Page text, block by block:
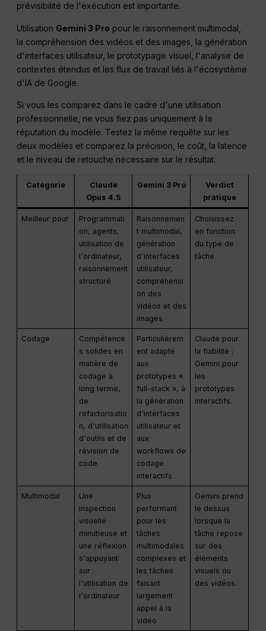
prévisibilité de l'exécution est importante.
Utilisation Gemini 3 Pro pour le raisonnement multimodal,
la compréhension des vidéos et des images, la génération
d'interfaces utilisateur, le prototypage visuel, l'analyse de
contextes étendus et les flux de travail liés à l'écosystème
d'IA de Google.
Si vous les comparez dans le cadre d'une utilisation
professionnelle, ne vous fiez pas uniquement à la
réputation du modèle. Testez la même requête sur les
deux modèles et comparez la précision, le coût, la latence
et le niveau de retouche nécessaire sur le résultat.
Catégorie
Claude
Opus 4.5
Gemini 3 Pro
Verdict
pratique
Meilleur pour
Programmati
on, agents,
utilisation de
l'ordinateur,
raisonnement
structuré
Raisonnemen
t multimodal,
génération
d'interfaces
utilisateur,
compréhensi
on des
vidéos et des
images
Choisissez
en fonction
du type de
tâche.
Codage
Compétence
s solides en
matière de
codage à
long terme,
de
refactorisatio
n, d'utilisation
d'outils et de
révision de
code
Particulièrem
ent adapté
aux
prototypes «
full-stack », à
la génération
d'interfaces
utilisateur et
aux
workflows de
codage
interactifs
Claude pour
la fiabilité ;
Gemini pour
les
prototypes
interactifs.
Multimodal
Une
inspection
visuelle
minutieuse et
une réflexion
s'appuyant
sur
l'utilisation de
l'ordinateur
Plus
performant
pour les
tâches
multimodales
complexes et
les tâches
faisant
largement
appel à la
vidéo
Gemini prend
le dessus
lorsque la
tâche repose
sur des
éléments
visuels ou
des vidéos.